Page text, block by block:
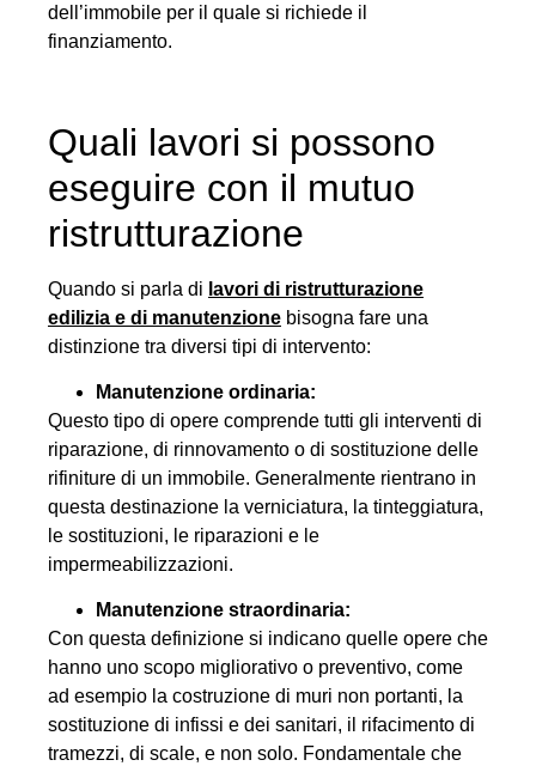
dell’immobile per il quale si richiede il
finanziamento.
Quali lavori si possono
eseguire con il mutuo
ristrutturazione
Quando si parla di lavori di ristrutturazione
edilizia e di manutenzione bisogna fare una
distinzione tra diversi tipi di intervento:
Manutenzione ordinaria:
Questo tipo di opere comprende tutti gli interventi di
riparazione, di rinnovamento o di sostituzione delle
rifiniture di un immobile. Generalmente rientrano in
questa destinazione la verniciatura, la tinteggiatura,
le sostituzioni, le riparazioni e le
impermeabilizzazioni.
Manutenzione straordinaria:
Con questa definizione si indicano quelle opere che
hanno uno scopo migliorativo o preventivo, come
ad esempio la costruzione di muri non portanti, la
sostituzione di infissi e dei sanitari, il rifacimento di
tramezzi, di scale, e non solo. Fondamentale che